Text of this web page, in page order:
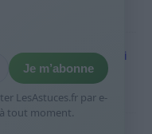
jour est-ce utile et quoi
Je m’abonne
LesAstuces.fr par e-
tout moment.